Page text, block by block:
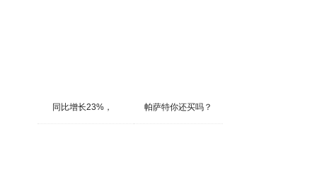
同比增长23%， 帕萨特你还买吗？